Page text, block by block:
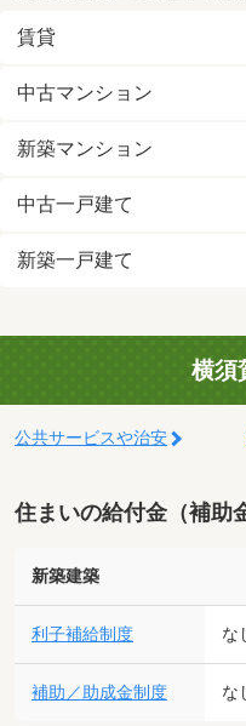
賃貸
中古マンション
新築マンション
中古一戸建て
新築一戸建て
横須
公共サービスや治安
住まいの給付金（補助
新築建築
利子補給制度 な
補助／助成金制度 な